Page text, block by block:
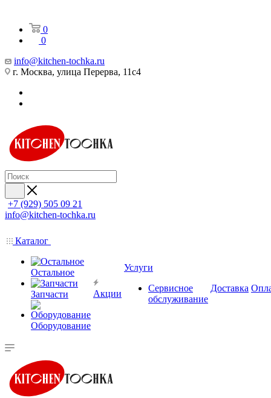
0
0
info@kitchen-tochka.ru
г. Москва, улица Перерва, 11с4
+7 (929) 505 09 21
info@kitchen-tochka.ru
Каталог
Остальное
Запчасти
Оборудование
Акции
Услуги
Сервисное
обслуживание
Доставка